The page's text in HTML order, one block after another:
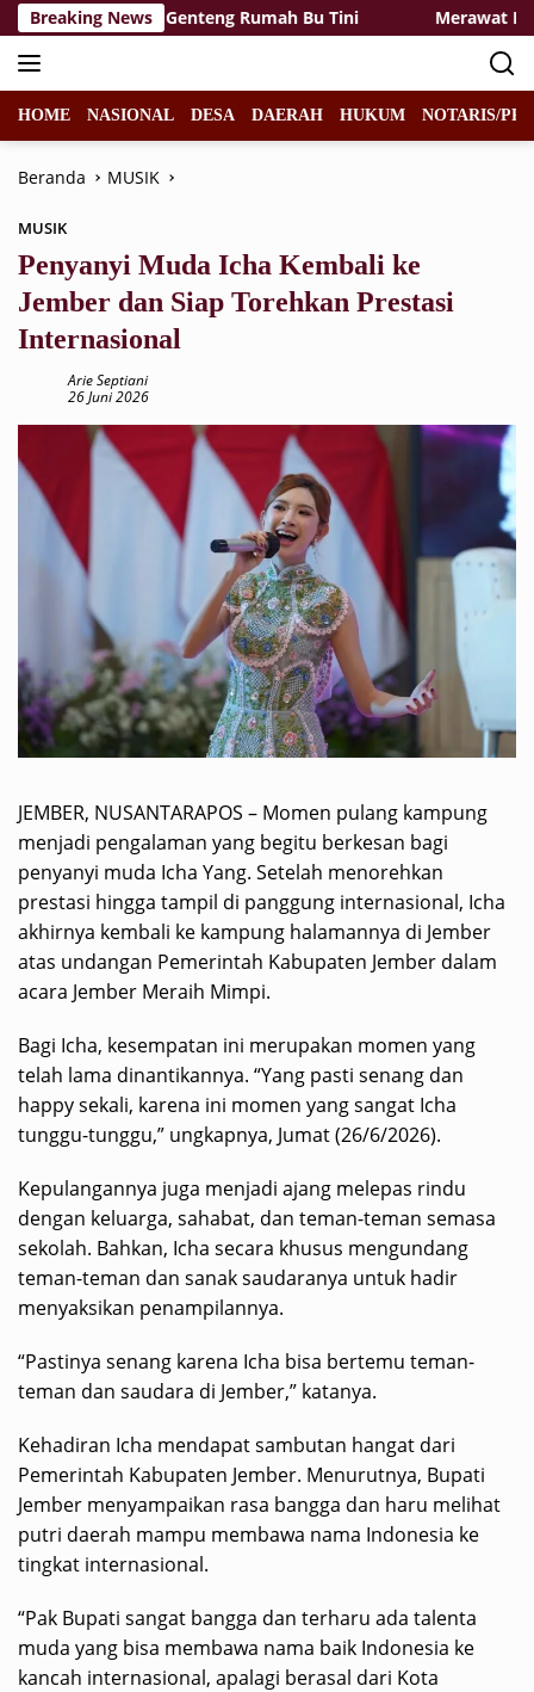
Langsung
ke
konten
Breaking News
Pasang Genteng Rumah Bu Tini Merawat
HOME NASIONAL DESA DAERAH HUKUM NOTARIS/
Beranda MUSIK
MUSIK
Penyanyi Muda Icha Kembali ke
Jember dan Siap Torehkan Prestasi
Internasional
Arie Septiani
26 Juni 2026
JEMBER, NUSANTARAPOS – Momen pulang kampung
menjadi pengalaman yang begitu berkesan bagi
penyanyi muda Icha Yang. Setelah menorehkan
prestasi hingga tampil di panggung internasional, Icha
akhirnya kembali ke kampung halamannya di Jember
atas undangan Pemerintah Kabupaten Jember dalam
acara Jember Meraih Mimpi.
Bagi Icha, kesempatan ini merupakan momen yang
telah lama dinantikannya. “Yang pasti senang dan
happy sekali, karena ini momen yang sangat Icha
tunggu-tunggu,” ungkapnya, Jumat (26/6/2026).
Kepulangannya juga menjadi ajang melepas rindu
dengan keluarga, sahabat, dan teman-teman semasa
sekolah. Bahkan, Icha secara khusus mengundang
teman-teman dan sanak saudaranya untuk hadir
menyaksikan penampilannya.
“Pastinya senang karena Icha bisa bertemu teman-
teman dan saudara di Jember,” katanya.
Kehadiran Icha mendapat sambutan hangat dari
Pemerintah Kabupaten Jember. Menurutnya, Bupati
Jember menyampaikan rasa bangga dan haru melihat
putri daerah mampu membawa nama Indonesia ke
tingkat internasional.
“Pak Bupati sangat bangga dan terharu ada talenta
muda yang bisa membawa nama baik Indonesia ke
kancah internasional, apalagi berasal dari Kota